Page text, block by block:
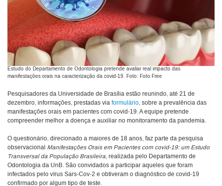
Estudo do Departamento de Odontologia pretende avaliar real impacto das
manifestações orais na caracterização da covid-19. Foto: Foto Free
Pesquisadores da Universidade de Brasília estão reunindo, até 21 de
dezembro, informações, prestadas via formulário, sobre a prevalência das
manifestações orais em pacientes com covid-19. A equipe pretende
compreender melhor a doença e auxiliar no monitoramento da pandemia.
O questionário, direcionado a maiores de 18 anos, faz parte da pesquisa
observacional Manifestações Orais em Pacientes com covid-19: um Estudo
Transversal da População Brasileira, realizada pelo Departamento de
Odontologia da UnB. São convidados a participar aqueles que foram
infectados pelo vírus Sars-Cov-2 e obtiveram o diagnóstico de covid-19
confirmado por algum tipo de teste.